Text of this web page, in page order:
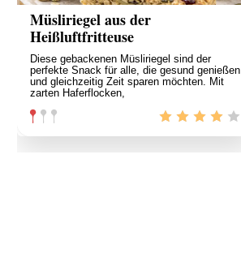
Müsliriegel aus der
Heißluftfritteuse
Diese gebackenen Müsliriegel sind der
perfekte Snack für alle, die gesund genießen
und gleichzeitig Zeit sparen möchten. Mit
zarten Haferflocken,